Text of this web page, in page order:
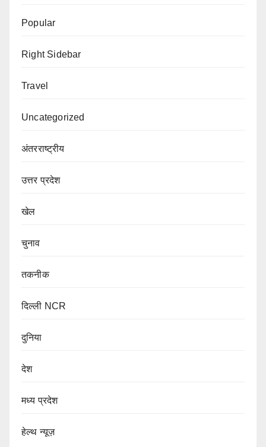
Popular
Right Sidebar
Travel
Uncategorized
अंतरराष्ट्रीय
उत्तर प्रदेश
खेल
चुनाव
तकनीक
दिल्ली NCR
दुनिया
देश
मध्य प्रदेश
हेल्थ न्यूज़